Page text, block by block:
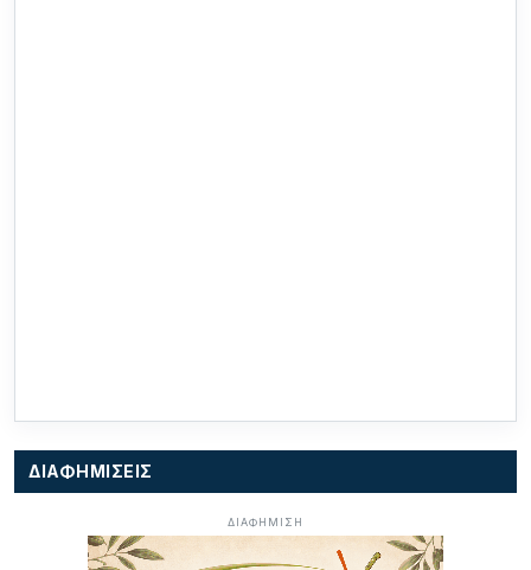
ΔΙΑΦΗΜΙΣΕΙΣ
ΔΙΑΦΗΜΙΣΗ